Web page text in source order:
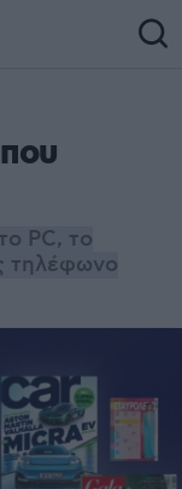
PC, το
τηλέφωνο